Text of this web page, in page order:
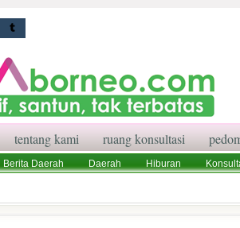
tentang kami ruang konsultasi
Berita Daerah Daerah Hiburan